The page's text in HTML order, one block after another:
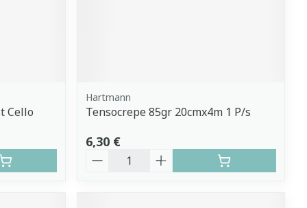
Cello
Hartmann
Tensocrepe 85gr 20cmx4m 1 P/s
6,30 €
Quantité